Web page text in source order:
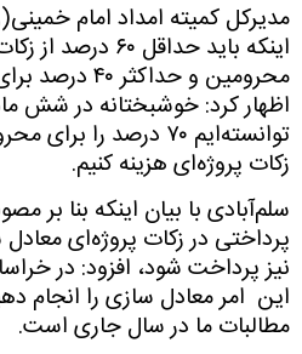
مدیرکل کمیته امداد امام
اینکه باید حداقل ۶۰ درصد از
محرومین و حداکثر۴۰ درصد
اظهار کرد: خوشبختانه در شش
توانسته‌ایم ۷۰ درصد را برای
زکات پروژه‌ای هزینه کنیم.
سلم‌آبادی با بیان اینکه بنا بر
پرداختی در زکات پروژه‌ای
نیز پرداخت شود، افزود: در
این امر معادل سازی را انجام
مطالبات ما در سال جاری است.